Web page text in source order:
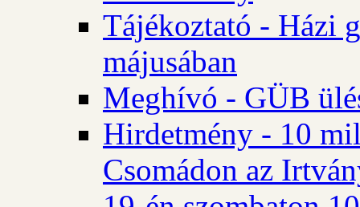
Tájékoztató - Házi
májusában
Meghívó - GÜB
Hirdetmény - 10
Csomádon az